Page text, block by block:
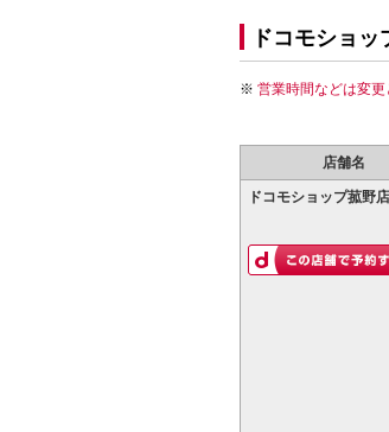
ドコモショッ
営業時間などは変
店舗名
ドコモショップ菰野店